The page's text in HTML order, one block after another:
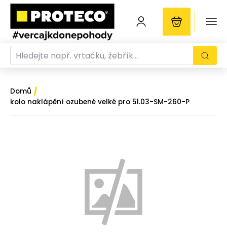
Domů /
kolo naklápění ozubené velké pro 51.03-SM-260-P